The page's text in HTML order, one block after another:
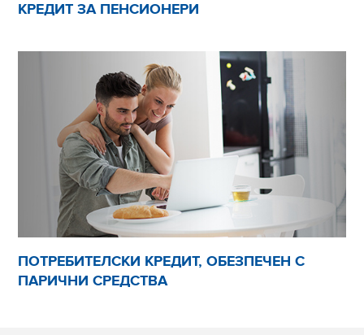
КРЕДИТ ЗА ПЕНСИОНЕРИ
ПОТРЕБИТЕЛСКИ КРЕДИТ, ОБЕЗПЕЧЕН С
ПАРИЧНИ СРЕДСТВА